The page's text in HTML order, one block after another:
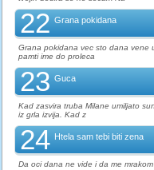
22 Grana pokidana
Grana pokidana vec sto dana vene
pamti ime do proleca
23 Guca
Kad zasvira truba Milane umiljato
iz grla izvija. Kad z
24 Htela sam tebi biti zena
Da oci dana ne vide i da me